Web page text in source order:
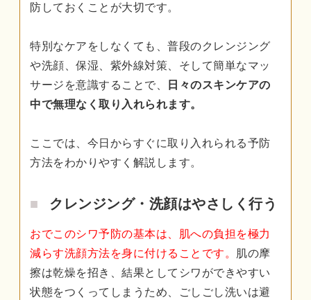
防しておくことが大切です。
特別なケアをしなくても、普段のクレンジング
や洗顔、保湿、紫外線対策、そして簡単なマッ
サージを意識することで、
日々のスキンケアの
中で無理なく取り入れられます。
ここでは、今日からすぐに取り入れられる予防
方法をわかりやすく解説します。
クレンジング・洗顔はやさしく行う
おでこのシワ予防の基本は、肌への負担を極力
減らす洗顔方法を身に付けることです。 肌の摩
擦は乾燥を招き、結果としてシワができやすい
状態をつくってしまうため、ごしごし洗いは避